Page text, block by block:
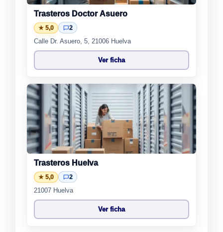
Trasteros Doctor Asuero
★ 5,0
2
Calle Dr. Asuero, 5, 21006 Huelva
Ver ficha
Trasteros Huelva
★ 5,0
2
21007 Huelva
Ver ficha